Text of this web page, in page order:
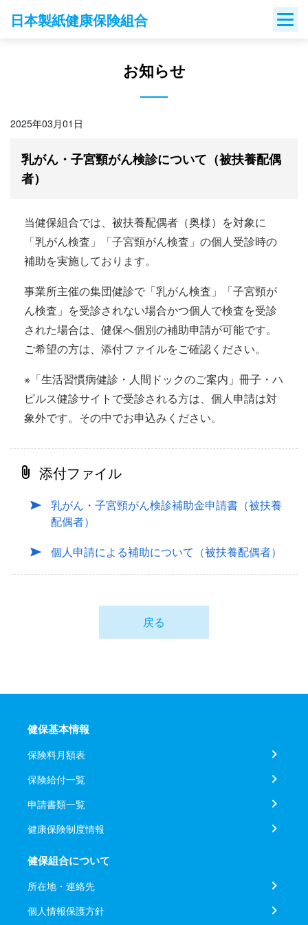
日本製紙健康保険組合
お知らせ
2025年03月01日
乳がん・子宮頸がん検診について（被扶養配偶
者）
当健保組合では、被扶養配偶者（奥様）を対象に
「乳がん検査」「子宮頸がん検査」の個人受診時の
補助を実施しております。
事業所主催の集団健診で「乳がん検査」「子宮頸が
ん検査」を受診されない場合かつ個人で検査を受診
された場合は、健保へ個別の補助申請が可能です。
ご希望の方は、添付ファイルをご確認ください。
※「生活習慣病健診・人間ドックのご案内」冊子・ハ
ピルス健診サイトで受診される方は、個人申請は対
象外です。その中でお申込みください。
添付ファイル
乳がん・子宮頸がん検診補助金申請書（被扶養
配偶者）
個人申請による補助について（被扶養配偶者）
戻る
健保基本情報
保険料月額表
保険給付一覧
申請書類一覧
健康保険制度情報
健保組合について
所在地・連絡先
個人情報保護方針